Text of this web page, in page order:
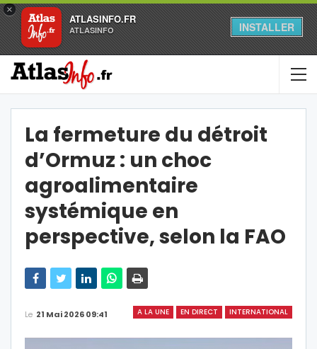
×
ATLASINFO.FR
ATLASINFO INSTALLER
La fermeture du détroit
d’Ormuz : un choc
agroalimentaire
systémique en
perspective, selon la FAO
A LA UNE EN DIRECT INTERNATIONAL
Le 21 Mai 2026 09:41